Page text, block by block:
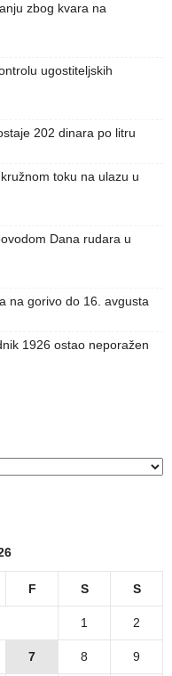
zbog kvara na
ugostiteljskih
202 dinara po litru
toku na ulazu u
Dana rudara u
na gorivo do 16. avgusta
1926 ostao neporažen
F S S
1 2
7 8 9